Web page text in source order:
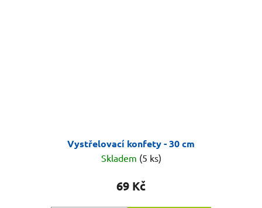
Vystřelovací konfety - 30 cm
Skladem (5 ks)
69 Kč